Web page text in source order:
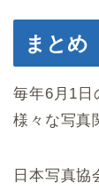
まとめ
毎年6月1日
様々な写真
日本写真協